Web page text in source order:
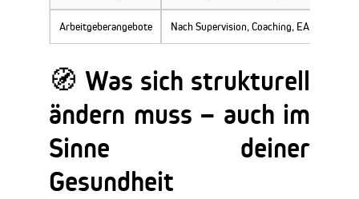
Arbeitgeberangebote Nach Supervision, Coaching, EAP-
🧭 Was sich strukturell
ändern muss – auch im
Sinne deiner
Gesundheit